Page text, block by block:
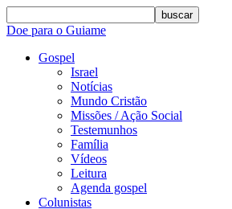
buscar
Doe para o Guiame
Gospel
Israel
Notícias
Mundo Cristão
Missões / Ação Social
Testemunhos
Família
Vídeos
Leitura
Agenda gospel
Colunistas